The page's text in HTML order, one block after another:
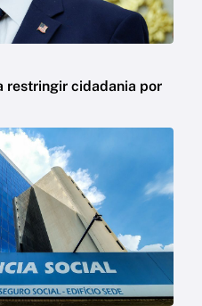
restringir cidadania por